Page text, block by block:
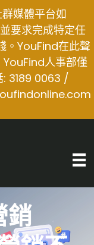
媒體平台如
要求完成特定任
。YouFind在此聲
YouFind人事部僅
: 3189 0063 /
銷